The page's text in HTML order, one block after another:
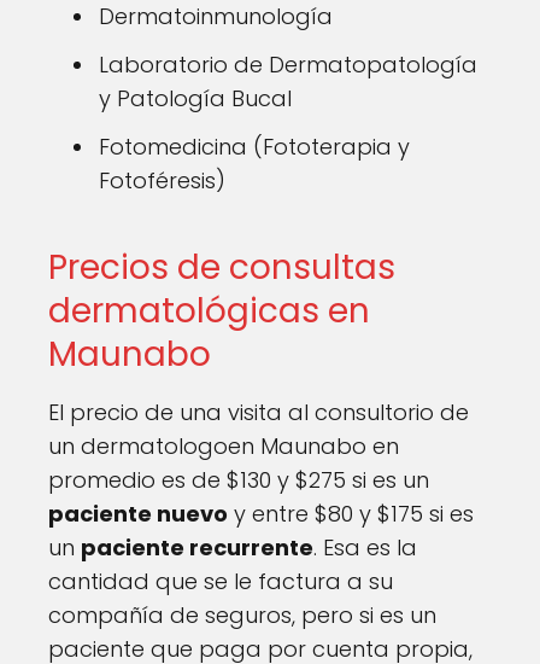
Dermatoinmunología
Laboratorio de Dermatopatología
y Patología Bucal
Fotomedicina (Fototerapia y
Fotoféresis)
Precios de consultas
dermatológicas en
Maunabo
El precio de una visita al consultorio de
un dermatologoen Maunabo en
promedio es de $130 y $275 si es un
paciente nuevo y entre $80 y $175 si es
un paciente recurrente. Esa es la
cantidad que se le factura a su
compañía de seguros, pero si es un
paciente que paga por cuenta propia,